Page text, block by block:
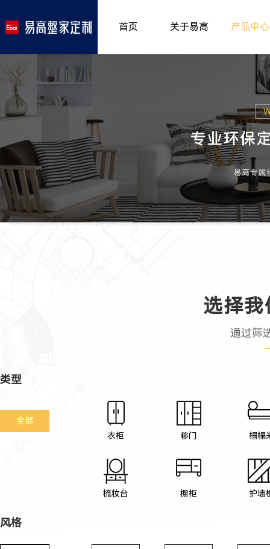
首页 关于易高
>
专卖形象 >
产品中心
室内非
儿童房
厨房空
餐厅空
客厅空
卧室空
木门系
选择
通过筛
类型
全部
衣柜
移门 榻榻
梳妆台 橱柜 护墙
风格